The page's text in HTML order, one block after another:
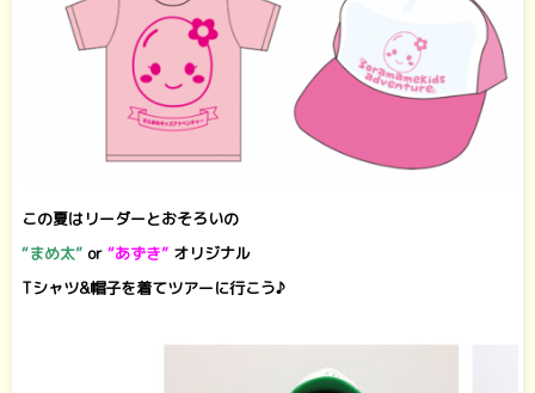
この夏はリーダーとおそろいの
“まめ太” or“あずき” オリジナル
Tシャツ&帽子を着てツアーに行こう♪